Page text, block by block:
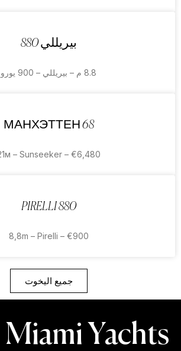
بيريللي 880
8.8 م – بيريللي – 900 يورو
МАНХЭТТЕН 68
– Sunseeker – €6,480
PIRELLI 880
8,8m – Pirelli – €900
جميع اليخوت
Miami Yachts